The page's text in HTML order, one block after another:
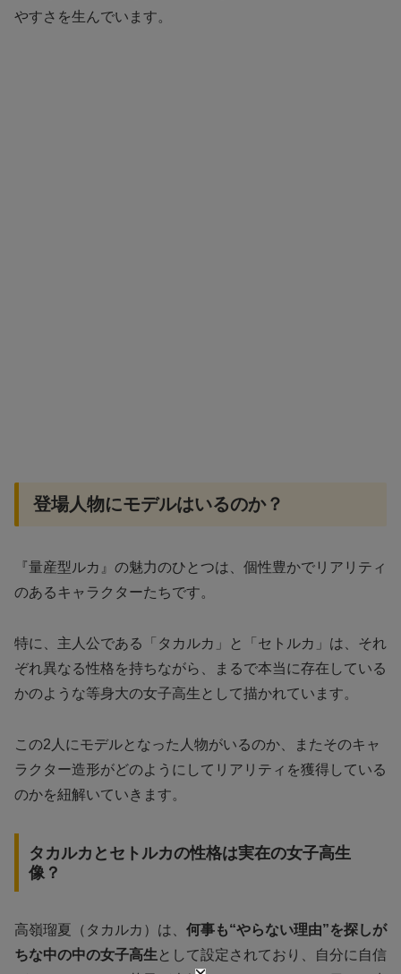
やすさを生んでいます。
登場人物にモデルはいるのか？
『量産型ルカ』の魅力のひとつは、個性豊かでリアリティ
のあるキャラクターたちです。
特に、主人公である「タカルカ」と「セトルカ」は、それ
ぞれ異なる性格を持ちながら、まるで本当に存在している
かのような等身大の女子高生として描かれています。
この2人にモデルとなった人物がいるのか、またそのキャ
ラクター造形がどのようにしてリアリティを獲得している
のかを紐解いていきます。
タカルカとセトルカの性格は実在の女子高生
像？
高嶺瑠夏（タカルカ）は、 何事も“やらない理由”を探しが
ちな中の中の女子高生として設定されており、自分に自信